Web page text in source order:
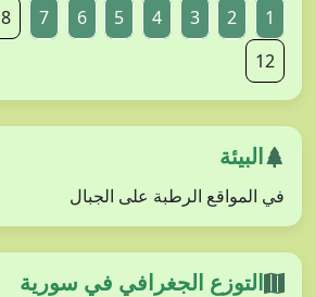
1
2
3
4
5
6
7
8
12
البيئة
في المواقع الرطبة على الجبال
التوزع الجغرافي في سورية